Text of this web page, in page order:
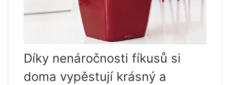
Díky nenáročnosti fíkusů si
doma vypěstují krásný a